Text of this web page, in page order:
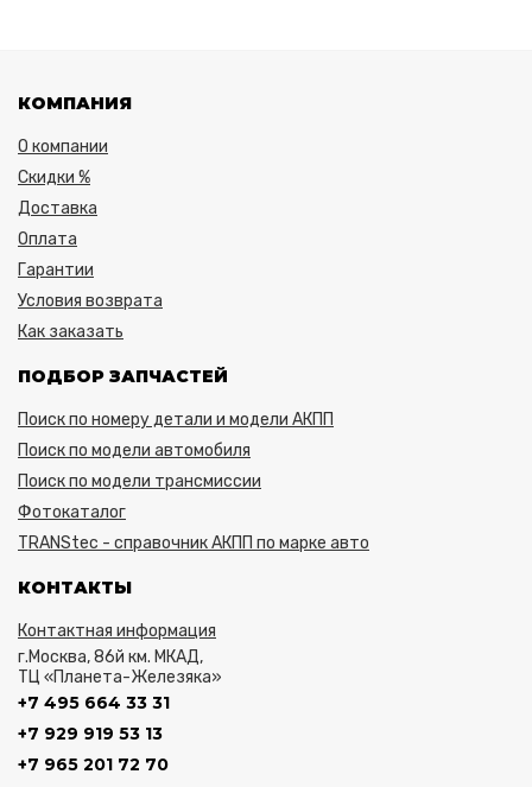
КОМПАНИЯ
О компании
Скидки %
Доставка
Оплата
Гарантии
Условия возврата
Как заказать
ПОДБОР ЗАПЧАСТЕЙ
Поиск по номеру детали и модели АКПП
Поиск по модели автомобиля
Поиск по модели трансмиссии
Фотокаталог
TRANStec - справочник АКПП по марке авто
КОНТАКТЫ
Контактная информация
г.Москва, 86й км. МКАД,
ТЦ «Планета-Железяка»
+7 495 664 33 31
+7 929 919 53 13
+7 965 201 72 70